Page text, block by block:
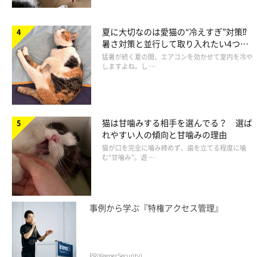
夏に大切なのは愛猫の“冷えすぎ”対策⁉
暑さ対策と並行して取り入れたい4つの
工夫
猛暑が続く夏の間、エアコンを効かせて室内を冷や
しますよね。し …
猫は甘噛みする相手を選んでる？ 選ば
れやすい人の傾向と甘噛みの理由
猫が口を完全に噛み締めず、歯を立てる程度に噛
む“甘噛み”。遊 …
事例から学ぶ『特権アクセス管理』